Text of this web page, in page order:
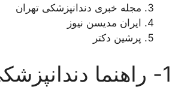
مجله خبری دندانپزشکی تهران
ایران مدیسن نیوز
پرشین دکتر
1- راهنما دندانپزشکی